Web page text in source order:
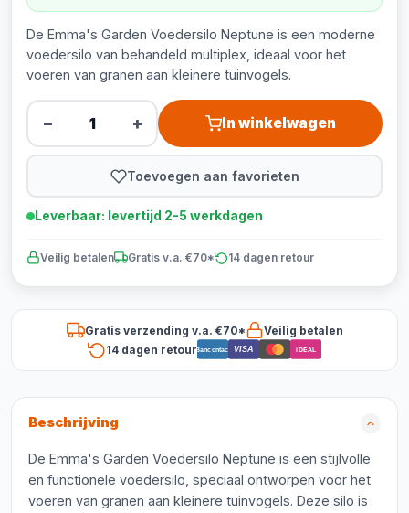
De Emma's Garden Voedersilo Neptune is een moderne
voedersilo van behandeld multiplex, ideaal voor het
voeren van granen aan kleinere tuinvogels.
− + In winkelwagen
Toevoegen aan favorieten
Leverbaar: levertijd 2-5 werkdagen
Veilig betalen Gratis v.a. €70* 14 dagen retour
Gratis verzending v.a. €70*
Veilig betalen
14 dagen retourBancontact VISA iDEAL
Beschrijving
De Emma's Garden Voedersilo Neptune is een stijlvolle
en functionele voedersilo, speciaal ontworpen voor het
voeren van granen aan kleinere tuinvogels. Deze silo is